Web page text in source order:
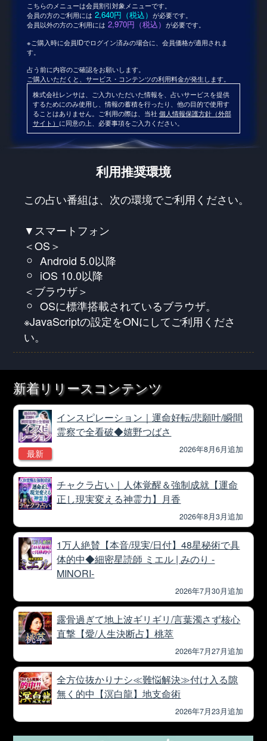
こちらのメニューは会員割引対象メニューです。
会員の方のご利用には 2,640円（税込） が必要です。
会員以外の方のご利用には 2,970円（税込） が必要です。
※ご購入時に会員IDでログイン済みの場合に、会員価格が適用されま
す。
占う前に内容のご確認をお願いします。
ご購入いただくと、サービス・コンテンツの利用料金が発生します。
株式会社レンサは、ご入力いただいた情報を、占いサービスを提供
するためにのみ使用し、情報の蓄積を行ったり、他の目的で使用す
ることはありません。ご利用の際は、当社 個人情報保護方針（外部
サイト） に同意の上、必要事項をご入力ください。
利用推奨環境
この占い番組は、次の環境でご利用ください。
▼スマートフォン
＜OS＞
Android 5.0以降
iOS 10.0以降
＜ブラウザ＞
OSに標準搭載されているブラウザ。
※JavaScriptの設定をONにしてご利用くださ
い。
新着リリースコンテンツ
最新
インスピレーション｜運命好転/悲願叶/瞬間
霊察で全看破◆嬉野つばさ
2026年8月6月追加
チャクラ占い｜人体覚醒＆強制成就【運命
正し現実変える神霊力】月香
2026年8月3月追加
1万人絶賛【本音/現実/日付】48星秘術で具
体的中◆細密星読師 ミエル | みのり -
MINORI-
2026年7月30月追加
露骨過ぎて地上波ギリギリ/言葉濁さず核心
直撃【愛/人生決断占】桃萃
2026年7月27月追加
全方位抜かりナシ≪難悩解決≫付け入る隙
無く的中【溟白龍】地支命術
2026年7月23月追加